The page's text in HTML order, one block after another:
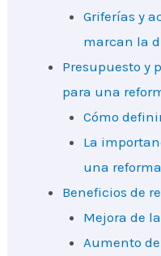
Griferías y
marcan la
Presupuesto y
para una
Cómo
La
una
Beneficios de
Mejora de
Aumento